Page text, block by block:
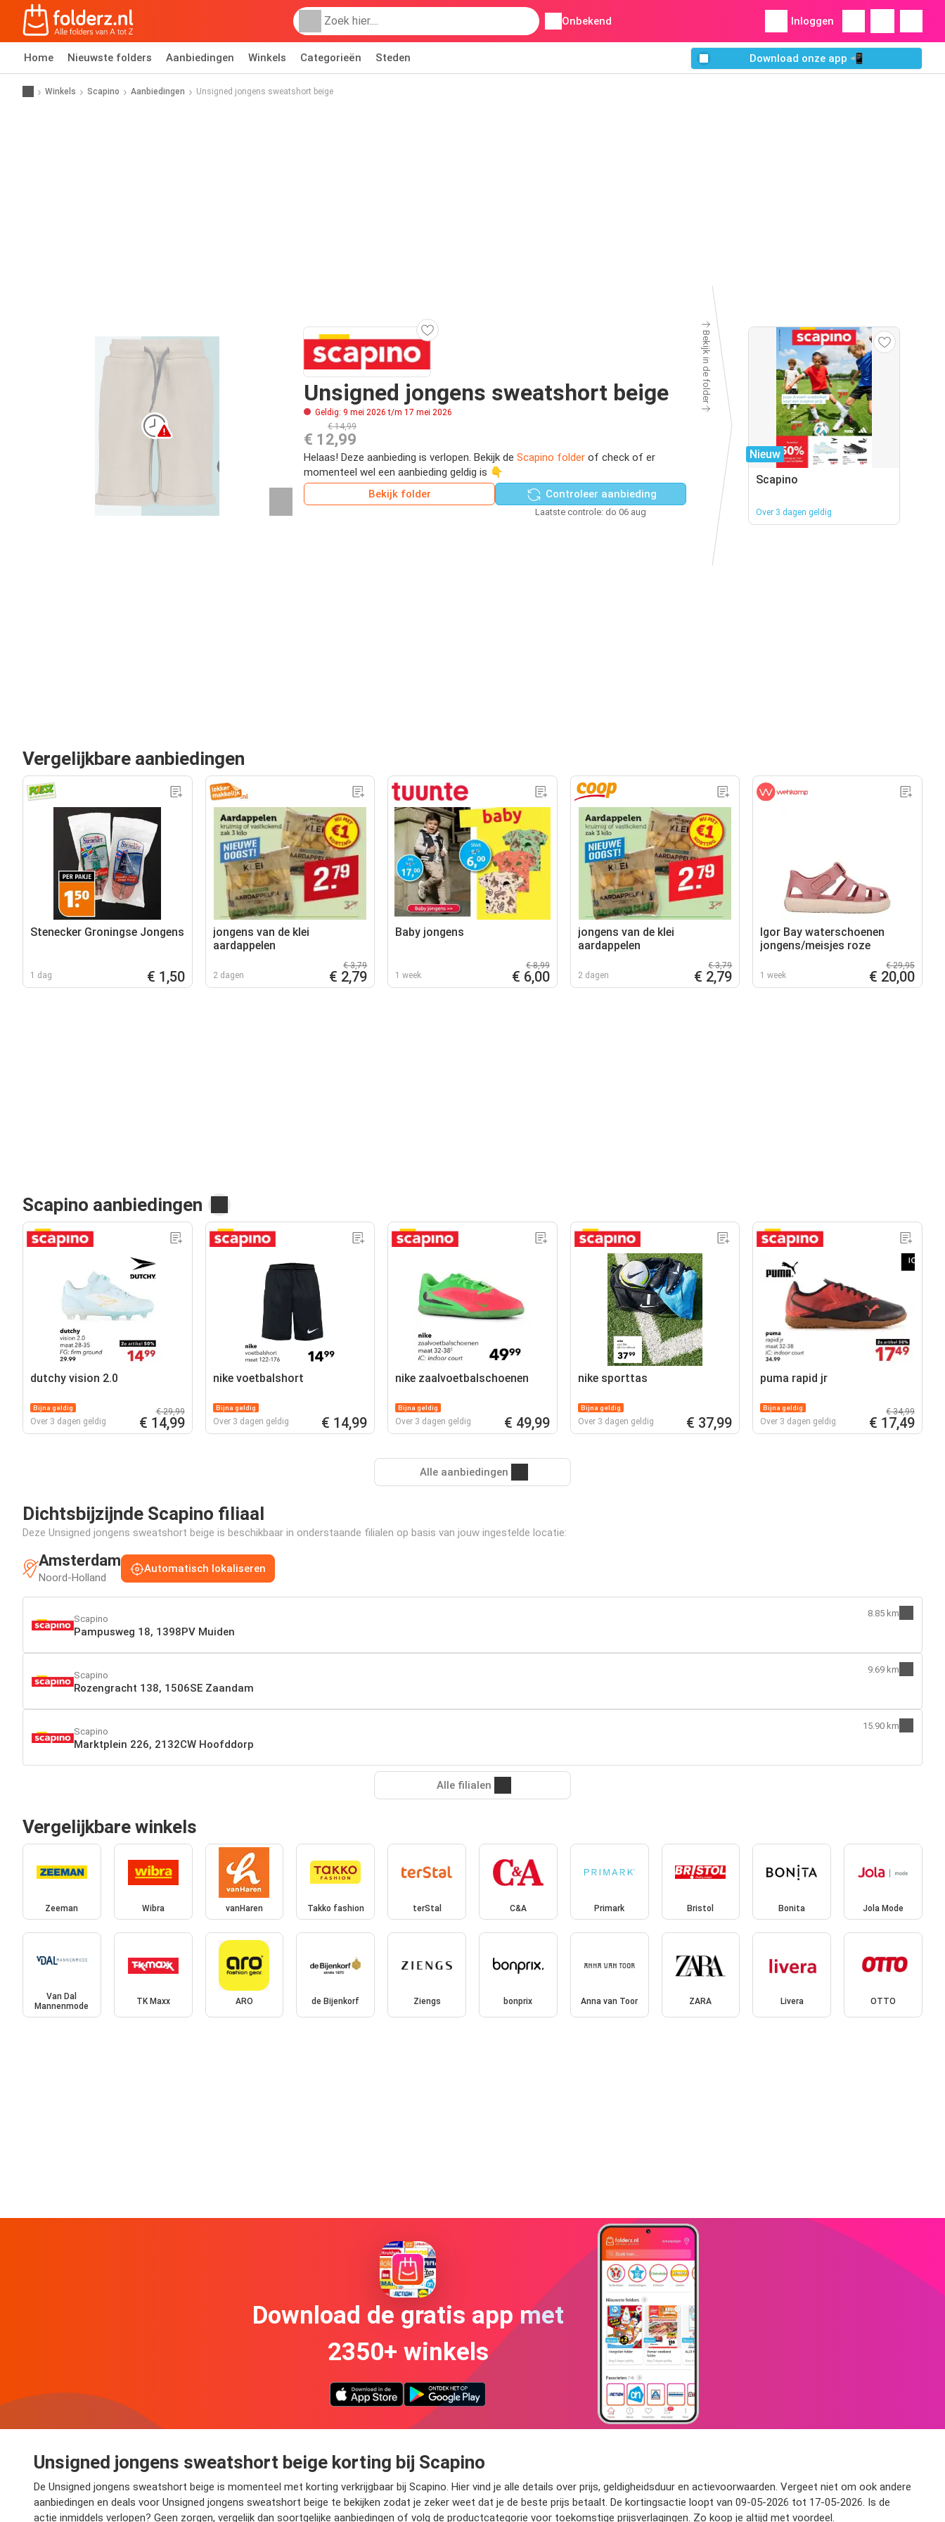
Onbekend Inloggen
Home Nieuwste folders Aanbiedingen Winkels Categorieën Steden Download onze app 📲
Winkels Scapino Aanbiedingen Unsigned jongens sweatshort beige
Unsigned jongens sweatshort beige
Geldig: 9 mei 2026 t/m 17 mei 2026
€ 14,99
€ 12,99
Helaas! Deze aanbieding is verlopen. Bekijk de Scapino folder of check of er
momenteel wel een aanbieding geldig is 👇
Bekijk folder
Controleer aanbieding
Laatste controle: do 06 aug
Bekijk in de folder
Nieuw
Scapino
Over 3 dagen geldig
Vergelijkbare aanbiedingen
Stenecker Groningse Jongens
1 dag € 1,50
jongens van de klei
aardappelen
2 dagen
€ 3,79
€ 2,79
Baby jongens
1 week
€ 8,99
€ 6,00
jongens van de klei
aardappelen
2 dagen
€ 3,79
€ 2,79
Igor Bay waterschoenen
jongens/meisjes roze
1 week
€ 29,95
€ 20,00
Scapino aanbiedingen
dutchy vision 2.0
Bijna geldig
Over 3 dagen geldig
€ 29,99
€ 14,99
nike voetbalshort
Bijna geldig
Over 3 dagen geldig € 14,99
nike zaalvoetbalschoenen
Bijna geldig
Over 3 dagen geldig € 49,99
nike sporttas
Bijna geldig
Over 3 dagen geldig € 37,99
puma rapid jr
Bijna geldig
Over 3 dagen geldig
€ 34,99
€ 17,49
Alle aanbiedingen
Dichtsbijzijnde Scapino filiaal
Deze Unsigned jongens sweatshort beige is beschikbaar in onderstaande filialen op basis van jouw ingestelde locatie:
Amsterdam
Noord-Holland
Automatisch lokaliseren
Scapino
Pampusweg 18, 1398PV Muiden
8.85 km
Scapino
Rozengracht 138, 1506SE Zaandam
9.69 km
Scapino
Marktplein 226, 2132CW Hoofddorp
15.90 km
Alle filialen
Vergelijkbare winkels
Zeeman Wibra vanHaren Takko fashion terStal C&A Primark Bristol Bonita Jola Mode
Van Dal
Mannenmode
TK Maxx ARO de Bijenkorf Ziengs bonprix Anna van Toor ZARA Livera OTTO
Download de gratis app met
2350+ winkels
Unsigned jongens sweatshort beige korting bij Scapino
De Unsigned jongens sweatshort beige is momenteel met korting verkrijgbaar bij Scapino. Hier vind je alle details over prijs, geldigheidsduur en actievoorwaarden. Vergeet niet om ook andere
aanbiedingen en deals voor Unsigned jongens sweatshort beige te bekijken zodat je zeker weet dat je de beste prijs betaalt. De kortingsactie loopt van 09-05-2026 tot 17-05-2026. Is de
actie inmiddels verlopen? Geen zorgen, vergelijk dan soortgelijke aanbiedingen of volg de productcategorie voor toekomstige prijsverlagingen. Zo koop je altijd met voordeel.